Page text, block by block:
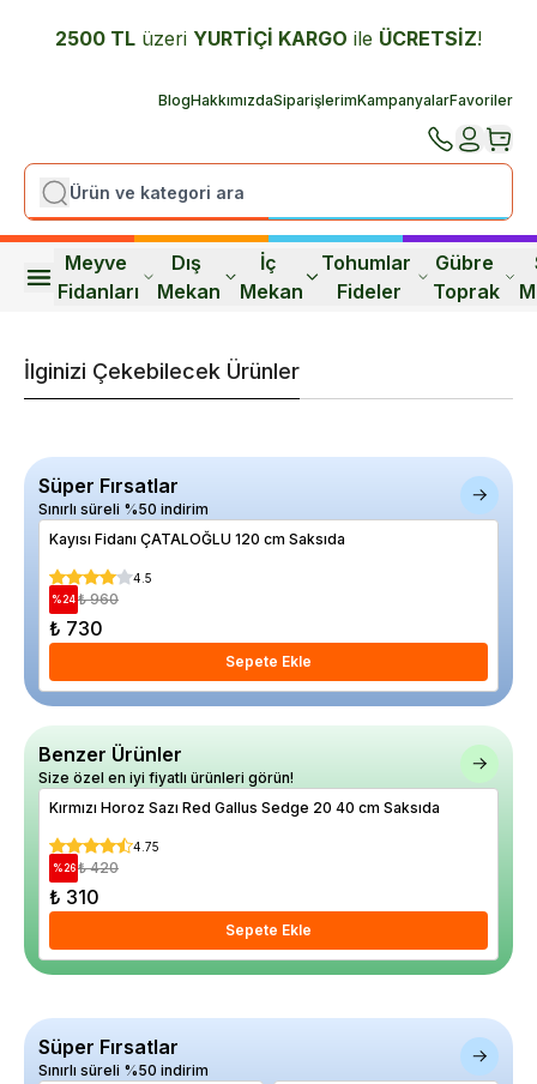
2500 TL üzeri YURTİÇİ KARGO ile ÜCRETSİZ!
BlogHakkımızdaSiparişlerimKampanyalarFavoriler
Meyve
Fidanları
Dış
Mekan
İç
Mekan
Tohumlar
Fideler
Gübre
Toprak
İlginizi Çekebilecek Ürünler
Süper Fırsatlar
Sınırlı süreli %50 indirim
Kayısı Fidanı ÇATALOĞLU 120 cm Saksıda
4.5
%24 ₺ 960
₺ 730
Sepete Ekle
Benzer Ürünler
Size özel en iyi fiyatlı ürünleri görün!
Kırmızı Horoz Sazı Red Gallus Sedge 20 40 cm Saksıda
4.75
%26 ₺ 420
₺ 310
Sepete Ekle
Süper Fırsatlar
Sınırlı süreli %50 indirim